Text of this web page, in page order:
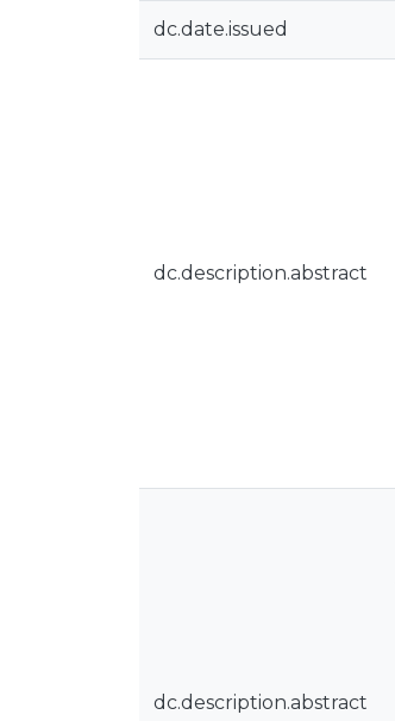
dc.date.issued
dc.description.abstract
dc.description.abstract